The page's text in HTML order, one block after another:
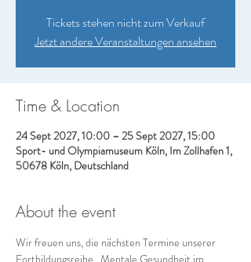
Tickets stehen nicht zum Verkauf
Jetzt andere Veranstaltungen ansehen
Time & Location
24 Sept 2027, 10:00 – 25 Sept 2027, 15:00
Sport- und Olympiamuseum Köln, Im Zollhafen 1,
50678 Köln, Deutschland
About the event
Wir freuen uns, die nächsten Termine unserer
Fortbildungsreihe „Mentale Gesundheit im